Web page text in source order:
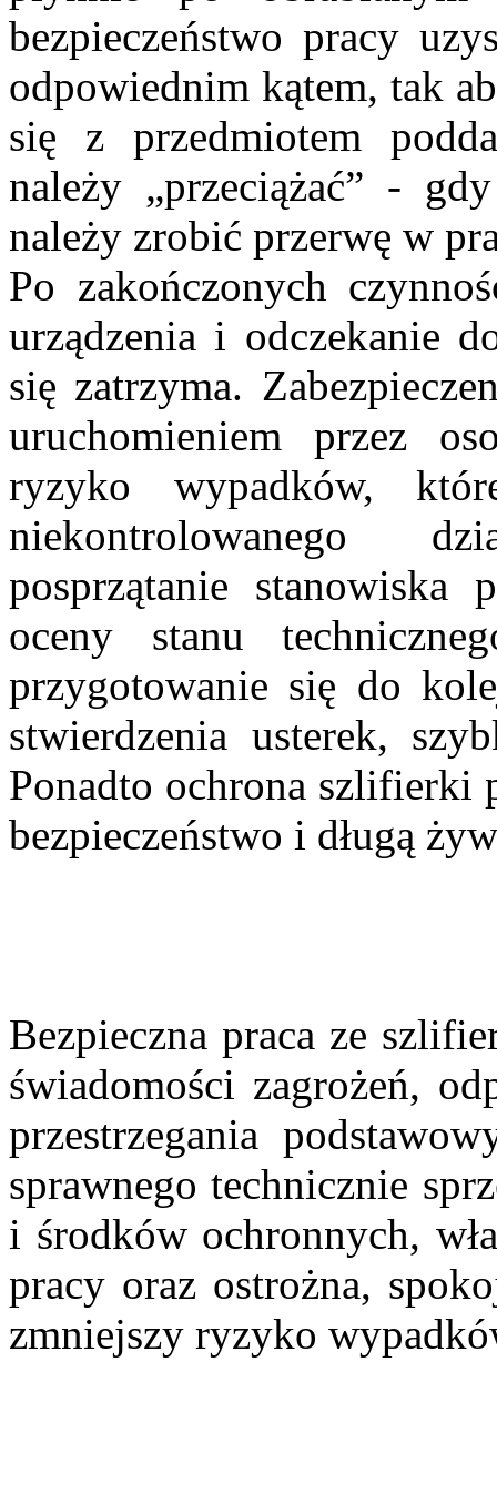
bezpieczeństwo pracy
odpowiednim kątem, tak
się z przedmiotem
należy „przeciążać” -
należy zrobić przerwę w
Po zakończonych
urządzenia i odczekanie
się zatrzyma.
uruchomieniem przez
ryzyko wypadków,
niekontrolowanego
posprzątanie stanowiska
oceny stanu
przygotowanie się do
stwierdzenia usterek,
Ponadto ochrona szlifierki
bezpieczeństwo i długą
Bezpieczna praca ze
świadomości zagrożeń,
przestrzegania
sprawnego technicznie
i środków ochronnych,
pracy oraz ostrożna,
zmniejszy ryzyko